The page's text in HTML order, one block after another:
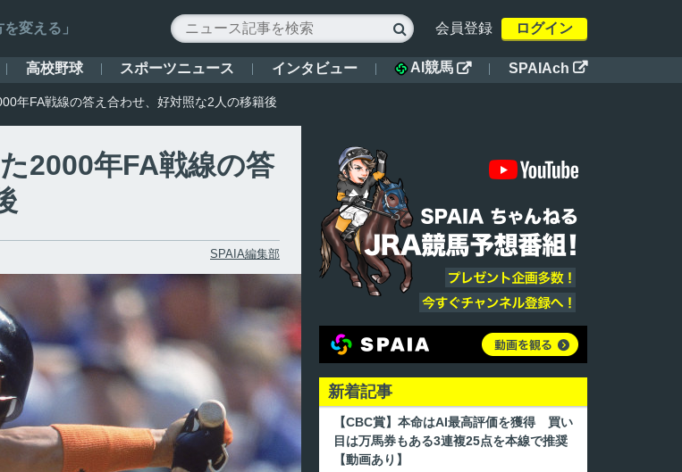
変える」  会員登録 ログイン
高校野球 スポーツニュース インタビュー AI競馬  SPAIAch 
年FA戦線の答え合わせ、好対照な2人の移籍後
2000年FA戦線の答
SPAIA編集部
新着記事
【CBC賞】本命はAI最高評価を獲得 買い
目は万馬券もある3連複25点を本線で推奨
【動画あり】